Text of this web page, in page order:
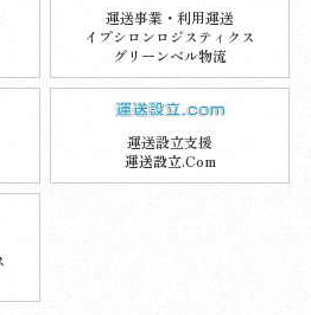
運送事業・利用運送
イプシロンロジスティクス
グリーンベル物流
運送設立支援
運送設立.Com